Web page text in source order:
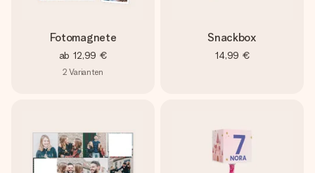
Fotomagnete
ab 12,99 €
2 Varianten
Snackbox
14,99 €